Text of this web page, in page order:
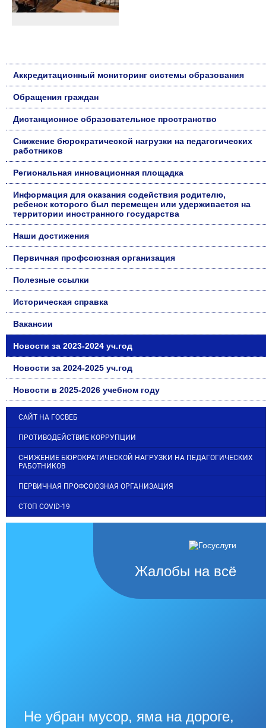
Аккредитационный мониторинг системы образования
Обращения граждан
Дистанционное образовательное пространство
Снижение бюрократической нагрузки на педагогических
работников
Региональная инновационная площадка
Информация для оказания содействия родителю,
ребенок которого был перемещен или удерживается на
территории иностранного государства
Наши достижения
Первичная профсоюзная организация
Полезные ссылки
Историческая справка
Вакансии
Новости за 2023-2024 уч.год
Новости за 2024-2025 уч.год
Новости в 2025-2026 учебном году
САЙТ НА ГОСВЕБ
ПРОТИВОДЕЙСТВИЕ КОРРУПЦИИ
СНИЖЕНИЕ БЮРОКРАТИЧЕСКОЙ НАГРУЗКИ НА ПЕДАГОГИЧЕСКИХ
РАБОТНИКОВ
ПЕРВИЧНАЯ ПРОФСОЮЗНАЯ ОРГАНИЗАЦИЯ
СТОП COVID-19
Жалобы на всё
Не убран мусор, яма на дороге,